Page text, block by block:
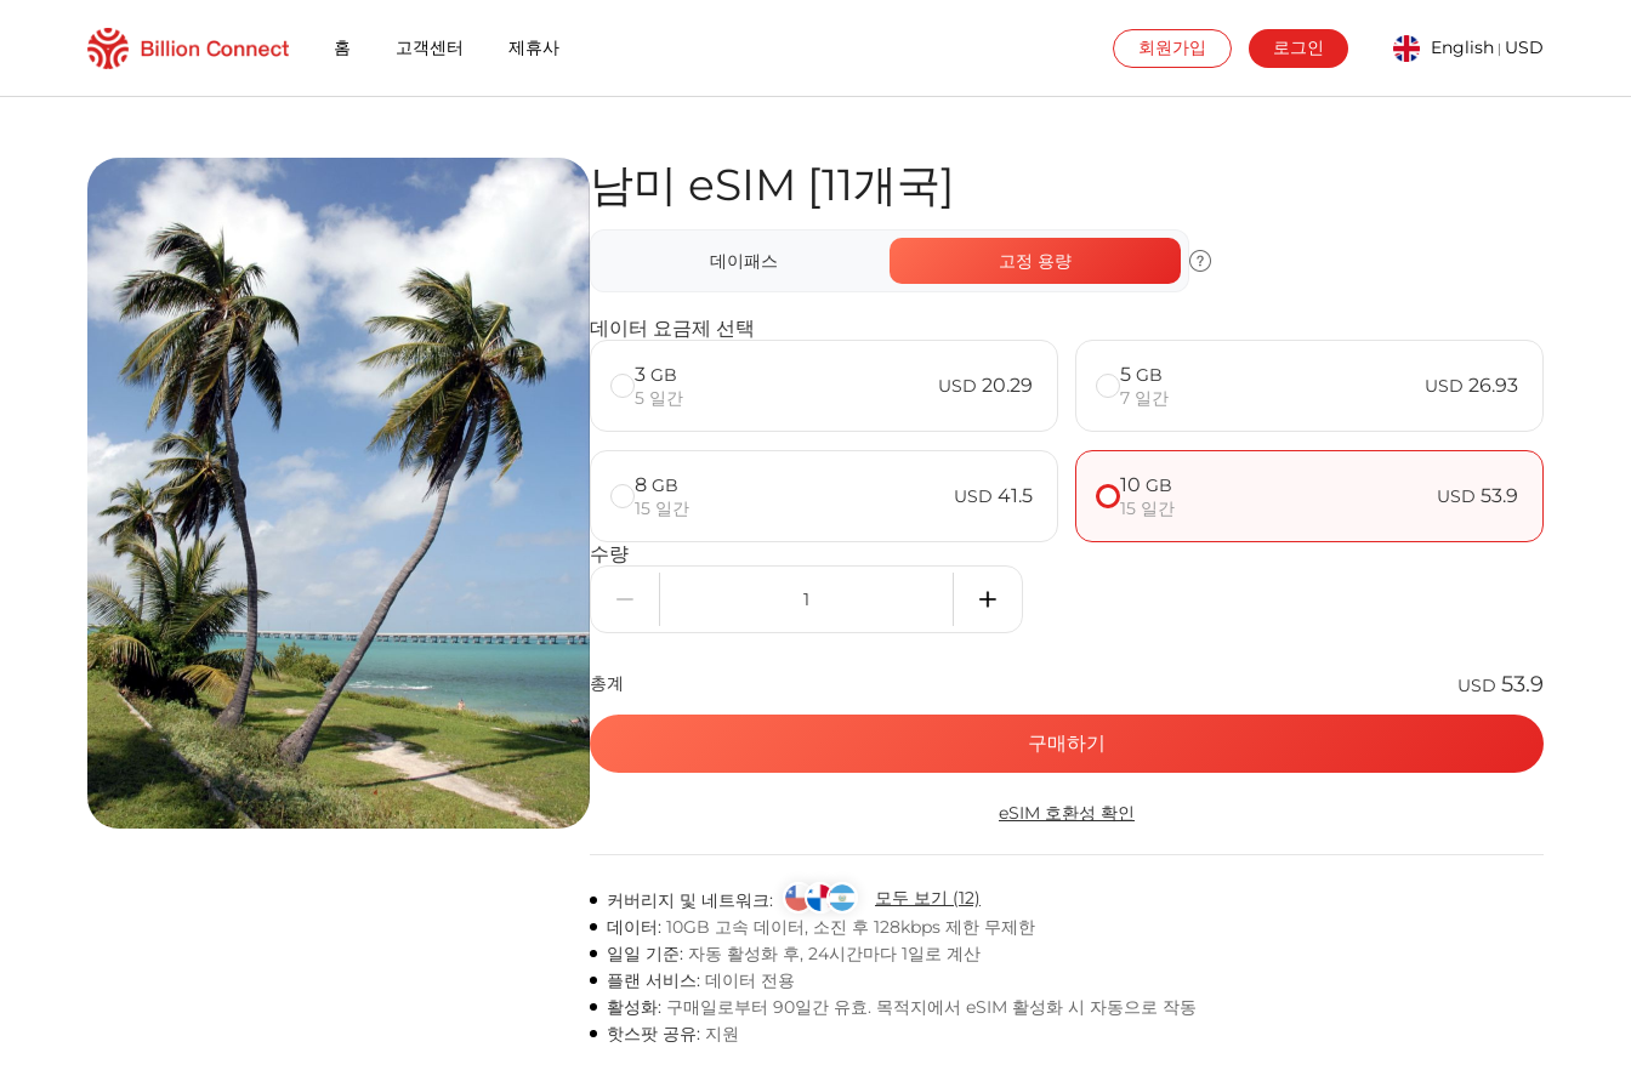
홈 고객센터 제휴사 회원가입 로그인 English | USD
현재 목적지가 포함된 지역 요금제
eSIM을 즐기는 방법
Martinique/Guadeloupe에서 Billion Connect eSIM을 사용할 때의 장점
Billion Connect 남미 eSIM [11개국] FAQ
목적지 및 데이터 요금제 선택
eSIM 설치하기
데이터 요금제 즐기기
안정적인 인터넷 연결
로밍 비용 절감
24/7 고객 서비스
쉬운 설치 방법
국내 전화번호 그대로 유지
로컬 및 지역 요금제
남미 eSIM [11개국]
데이패스 고정 용량
데이터 요금제 선택
3 GB
5 일간
USD 20.29 5 GB
7 일간
USD 26.93
8 GB
15 일간
USD 41.5 10 GB
15 일간
USD 53.9
수량
총계 USD 53.9
구매하기
eSIM 호환성 확인
커버리지 및 네트워크:
모두 보기 (12)
데이터: 10GB 고속 데이터, 소진 후 128kbps 제한 무제한
일일 기준: 자동 활성화 후, 24시간마다 1일로 계산
플랜 서비스: 데이터 전용
활성화: 구매일로부터 90일간 유효. 목적지에서 eSIM 활성화 시 자동으로 작동
핫스팟 공유: 지원